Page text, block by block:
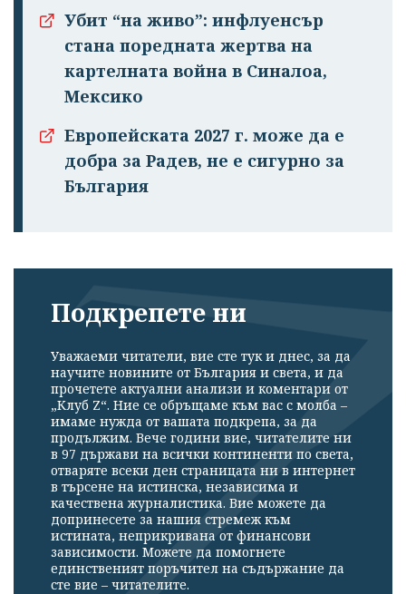
Убит “на живо”: инфлуенсър
стана поредната жертва на
картелната война в Синалоа,
Мексико
Европейската 2027 г. може да е
добра за Радев, не е сигурно за
България
Подкрепете ни
Уважаеми читатели, вие сте тук и днес, за да
научите новините от България и света, и да
прочетете актуални анализи и коментари от
„Клуб Z“. Ние се обръщаме към вас с молба –
имаме нужда от вашата подкрепа, за да
продължим. Вече години вие, читателите ни
в 97 държави на всички континенти по света,
отваряте всеки ден страницата ни в интернет
в търсене на истинска, независима и
качествена журналистика. Вие можете да
допринесете за нашия стремеж към
истината, неприкривана от финансови
зависимости. Можете да помогнете
единственият поръчител на съдържание да
сте вие – читателите.